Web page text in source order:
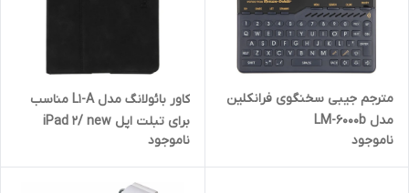
مترجم جیبی سخنگوی فرانکلین
مدل LM-6000b
ناموجود
کاور بائولانگ مدل L1-A مناسب
برای تبلت اپل iPad 2/ new
iPad
ناموجود